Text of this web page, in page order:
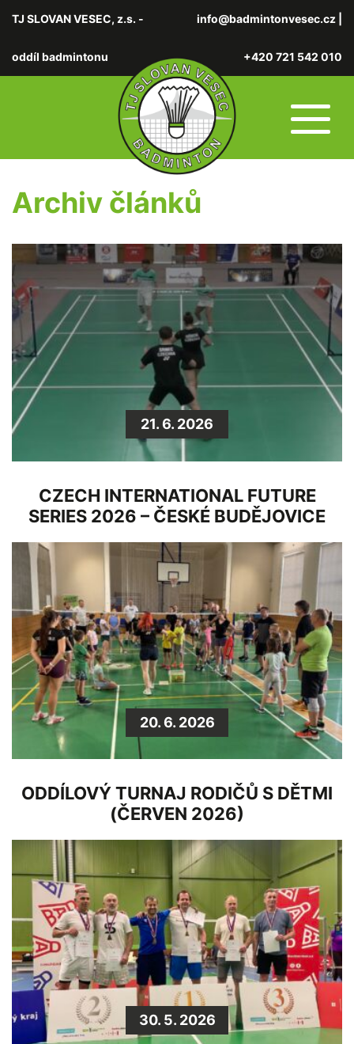
TJ SLOVAN VESEC, z.s. -
oddíl badmintonu
info@badmintonvesec.cz
+420 721 542 010
Archiv článků
21. 6. 2026
CZECH INTERNATIONAL FUTURE
SERIES 2026 – ČESKÉ BUDĚJOVICE
20. 6. 2026
ODDÍLOVÝ TURNAJ RODIČŮ S DĚTMI
(ČERVEN 2026)
30. 5. 2026